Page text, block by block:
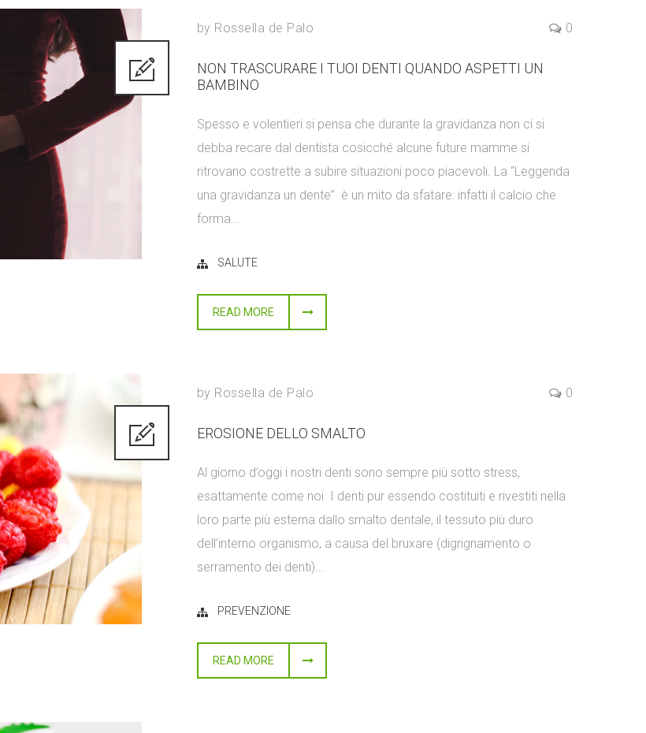
by Rossella de Palo 0
NON TRASCURARE I TUOI DENTI QUANDO ASPETTI UN
BAMBINO
Spesso e volentieri si pensa che durante la gravidanza non ci si
debba recare dal dentista cosicché alcune future mamme si
ritrovano costrette a subire situazioni poco piacevoli. La “Leggenda
una gravidanza un dente” è un mito da sfatare: infatti il calcio che
forma...
SALUTE
READ MORE
by Rossella de Palo 0
EROSIONE DELLO SMALTO
Al giorno d’oggi i nostri denti sono sempre più sotto stress,
esattamente come noi. I denti pur essendo costituiti e rivestiti nella
loro parte più esterna dallo smalto dentale, il tessuto più duro
dell’interno organismo, a causa del bruxare (digrignamento o
serramento dei denti)...
PREVENZIONE
READ MORE